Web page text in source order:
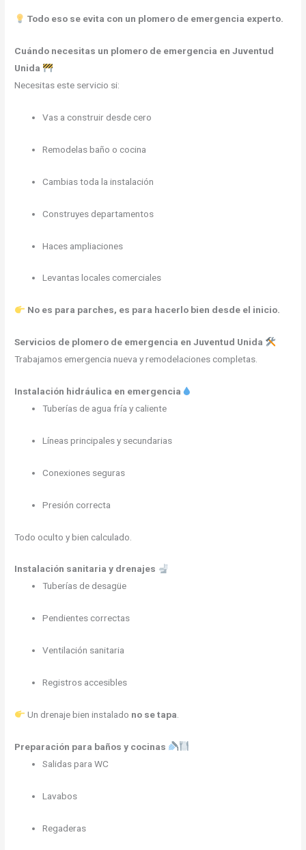
Todo eso se evita con un plomero de emergencia experto.
Cuándo necesitas un plomero de emergencia en Juventud
Unida
Necesitas este servicio si:
Vas a construir desde cero
Remodelas baño o cocina
Cambias toda la instalación
Construyes departamentos
Haces ampliaciones
Levantas locales comerciales
No es para parches, es para hacerlo bien desde el inicio.
Servicios de plomero de emergencia en Juventud Unida
Trabajamos emergencia nueva y remodelaciones completas.
Instalación hidráulica en emergencia
Tuberías de agua fría y caliente
Líneas principales y secundarias
Conexiones seguras
Presión correcta
Todo oculto y bien calculado.
Instalación sanitaria y drenajes
Tuberías de desagüe
Pendientes correctas
Ventilación sanitaria
Registros accesibles
Un drenaje bien instalado no se tapa
Preparación para baños y cocinas
Salidas para WC
Lavabos
Regaderas